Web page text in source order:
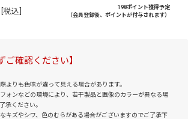
[税込]
198ポイント獲得予定
（会員登録後、ポイントが付与されます）
ご確認ください】
よりも色味が違って見える場合があります。
ォンなどの環境により、若干製品と画像のカラーが異なる場
承ください。
キズやシワ、色のむらがある場合がございますのでご了承下